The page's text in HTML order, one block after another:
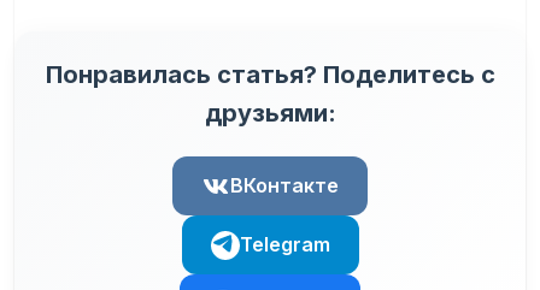
Понравилась статья? Поделитесь с
друзьями:
ВКонтакте
Telegram